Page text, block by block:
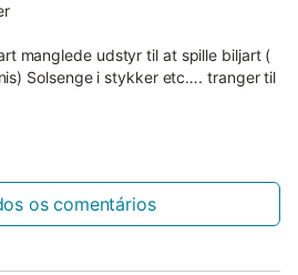
manglede udstyr til at spille biljart (
Solsenge i stykker etc…. tranger til
os comentários